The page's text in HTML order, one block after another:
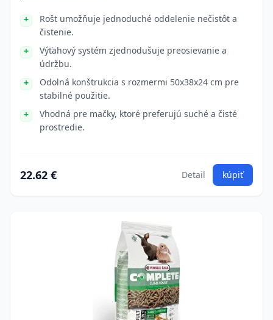
Rošt umožňuje jednoduché oddelenie nečistôt a
čistenie.
Výťahový systém zjednodušuje preosievanie a
údržbu.
Odolná konštrukcia s rozmermi 50x38x24 cm pre
stabilné použitie.
Vhodná pre mačky, ktoré preferujú suché a čisté
prostredie.
22.62 € Detail kúpiť